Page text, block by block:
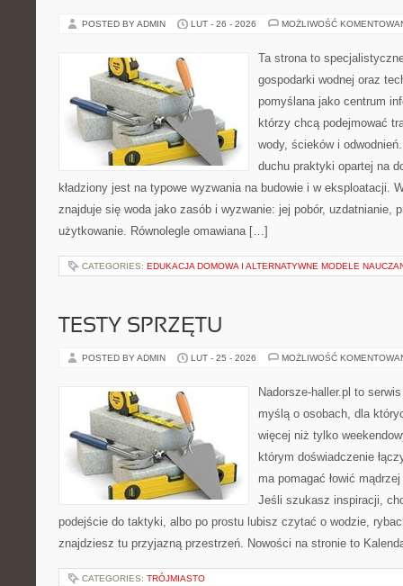
POSTED BY ADMIN LUT - 26 - 2026 MOŻLIWOŚĆ
Ta strona to
gospodarki wodnej oraz
pomyślana jako centrum
którzy chcą podejmować
wody, ścieków i
duchu praktyki opartej na
kładziony jest na typowe wyzwania na budowie i w eksploatacji.
znajduje się woda jako zasób i wyzwanie: jej pobór, uzdatnianie,
użytkowanie. Równolegle omawiana […]
CATEGORIES: EDUKACJA DOMOWA I ALTERNATYWNE MODELE
TESTY SPRZĘTU
POSTED BY ADMIN LUT - 25 - 2026 MOŻLIWOŚĆ
Nadorsze-haller.pl to
myślą o osobach, dla
więcej niż tylko
którym doświadczenie
ma pomagać łowić
Jeśli szukasz inspiracji,
podejście do taktyki, albo po prostu lubisz czytać o wodzie,
znajdziesz tu przyjazną przestrzeń. Nowości na stronie to
CATEGORIES: TRÓJMIASTO